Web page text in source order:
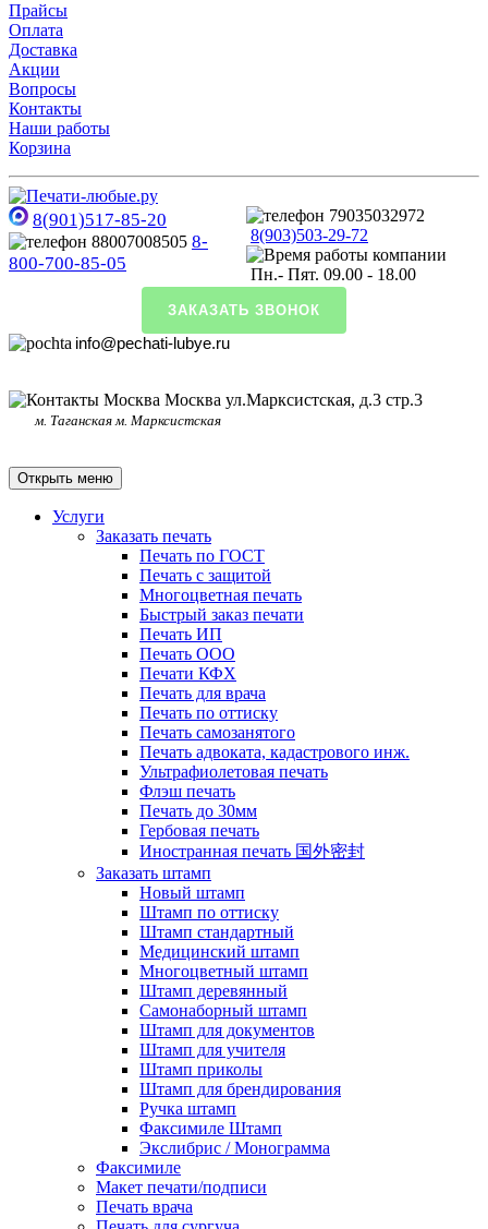
Прайсы
Оплата
Доставка
Акции
Вопросы
Контакты
Наши работы
Корзина
8(901)517-85-20
8-
800-700-85-05
8(903)503-29-72
Пн.- Пят. 09.00 - 18.00
ЗАКАЗАТЬ ЗВОНОК
info@pechati-lubye.ru
Москва ул.Марксистская, д.3 стр.3
м. Таганская м. Марксистская
Открыть меню
Услуги
Заказать печать
Печать по ГОСТ
Печать с защитой
Многоцветная печать
Быстрый заказ печати
Печать ИП
Печать ООО
Печати КФХ
Печать для врача
Печать по оттиску
Печать самозанятого
Печать адвоката, кадастрового инж.
Ультрафиолетовая печать
Флэш печать
Печать до 30мм
Гербовая печать
Иностранная печать 国外密封
Заказать штамп
Новый штамп
Штамп по оттиску
Штамп стандартный
Медицинский штамп
Многоцветный штамп
Штамп деревянный
Самонаборный штамп
Штамп для документов
Штамп для учителя
Штамп приколы
Штамп для брендирования
Ручка штамп
Факсимиле Штамп
Экслибрис / Монограмма
Факсимиле
Макет печати/подписи
Печать врача